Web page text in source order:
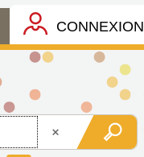
CONNEXION